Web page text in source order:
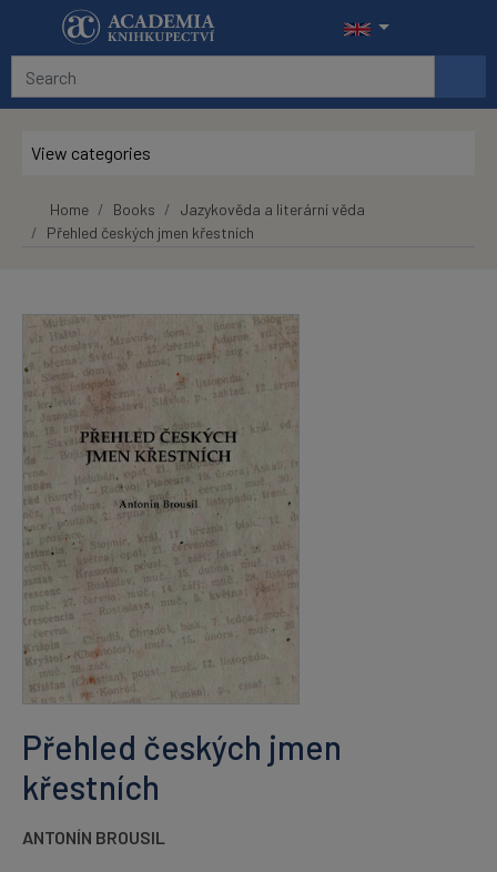
Skip to main content
View categories
Home Books
Jazykověda a literární věda
Přehled českých jmen křestních
Přehled českých jmen
křestních
ANTONÍN BROUSIL